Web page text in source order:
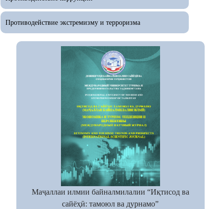
Противодействие экстремизму и терроризма
Маҷаллаи илмии байналмилалии “Иқтисод ва
сайёҳӣ: тамоюл ва дурнамо”